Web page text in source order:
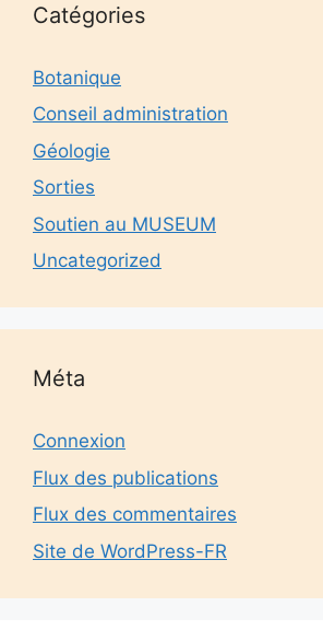
Catégories
Botanique
Conseil administration
Géologie
Sorties
Soutien au MUSEUM
Uncategorized
Méta
Connexion
Flux des publications
Flux des commentaires
Site de WordPress-FR